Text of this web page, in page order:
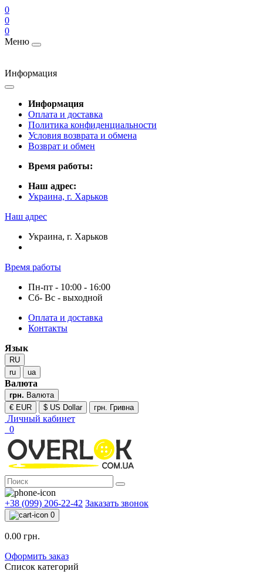
0
0
0
Меню
Информация
Информация
Оплата и доставка
Политика конфиденциальности
Условия возврата и обмена
Возврат и обмен
Время работы:
Наш адрес:
Украина, г. Харьков
Наш адрес
Украина, г. Харьков
Время работы
Пн-пт - 10:00 - 16:00
Сб- Вс - выходной
Оплата и доставка
Контакты
Язык
RU
ru
ua
Валюта
грн. Валюта
€ EUR
$ US Dollar грн. Гривна
Личный кабинет
0
+38 (099) 206-22-42 Заказать звонок
0
0.00 грн.
Оформить заказ
Список категорий